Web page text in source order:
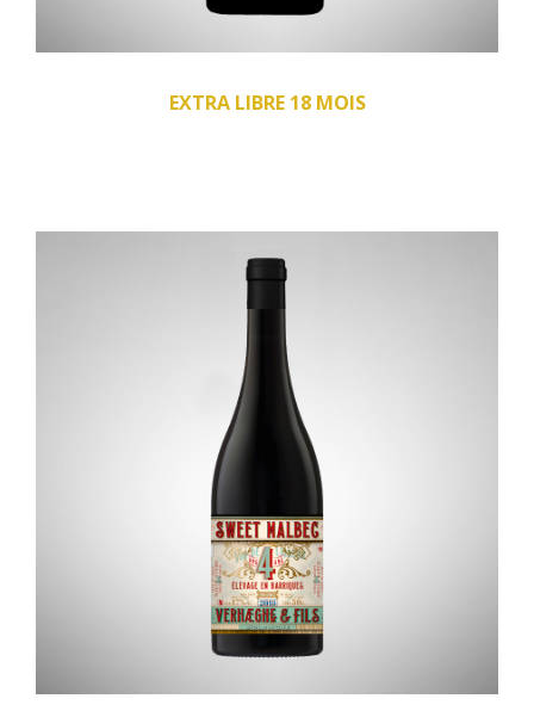
EXTRA LIBRE 18 MOIS